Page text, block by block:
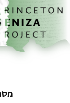
לתוכןהבית